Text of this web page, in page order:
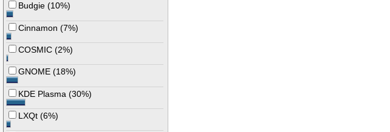
Budgie (10%)
Cinnamon (7%)
COSMIC (2%)
GNOME (18%)
KDE Plasma (30%)
LXQt (6%)